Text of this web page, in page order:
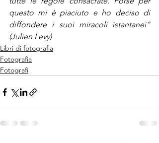
questo mi è piaciuto e ho deciso di
diffondere i suoi miracoli istantanei”
(Julien Levy)
Libri di fotografia
Fotografia
Fotografi